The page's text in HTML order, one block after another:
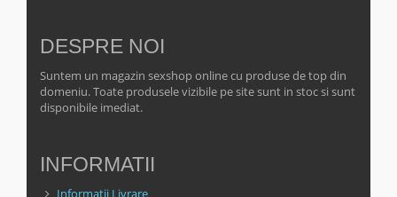
DESPRE NOI
Suntem un magazin sexshop online cu produse de top din
domeniu. Toate produsele vizibile pe site sunt in stoc si sunt
disponibile imediat.
INFORMATII
Informatii Livrare